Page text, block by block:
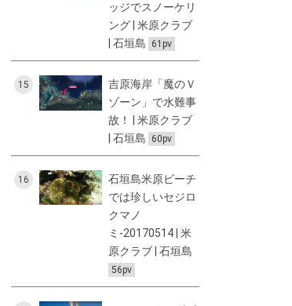
ッジでスノーケリ
ング | 米原クラブ
| 石垣島
61pv
15
吉原海岸「魔のＶ
ゾーン」で水難事
故！ | 米原クラブ
| 石垣島
60pv
16
石垣島米原ビーチ
では珍しいセジロ
クマノ
ミ-20170514 | 米
原クラブ | 石垣島
56pv